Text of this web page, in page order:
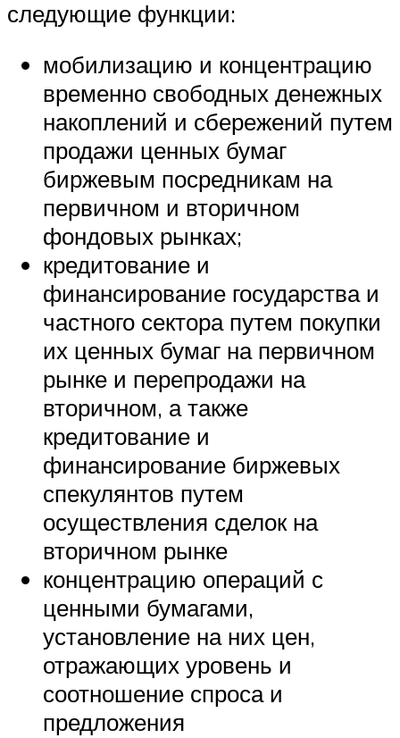
следующие функции:
мобилизацию и концентрацию
временно свободных денежных
накоплений и сбережений путем
продажи ценных бумаг
биржевым посредникам на
первичном и вторичном
фондовых рынках;
кредитование и
финансирование государства и
частного сектора путем покупки
их ценных бумаг на первичном
рынке и перепродажи на
вторичном, а также
кредитование и
финансирование биржевых
спекулянтов путем
осуществления сделок на
вторичном рынке
концентрацию операций с
ценными бумагами,
установление на них цен,
отражающих уровень и
соотношение спроса и
предложения